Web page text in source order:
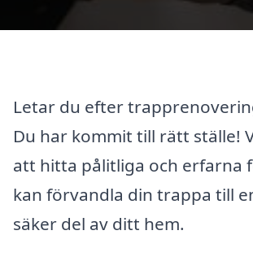
Letar du efter
Du har kommit till rätt ställe!
att hitta pålitliga och erfarna
kan förvandla din trappa till
säker del av ditt hem.